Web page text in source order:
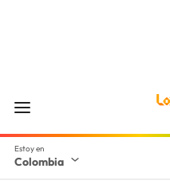
Colombia